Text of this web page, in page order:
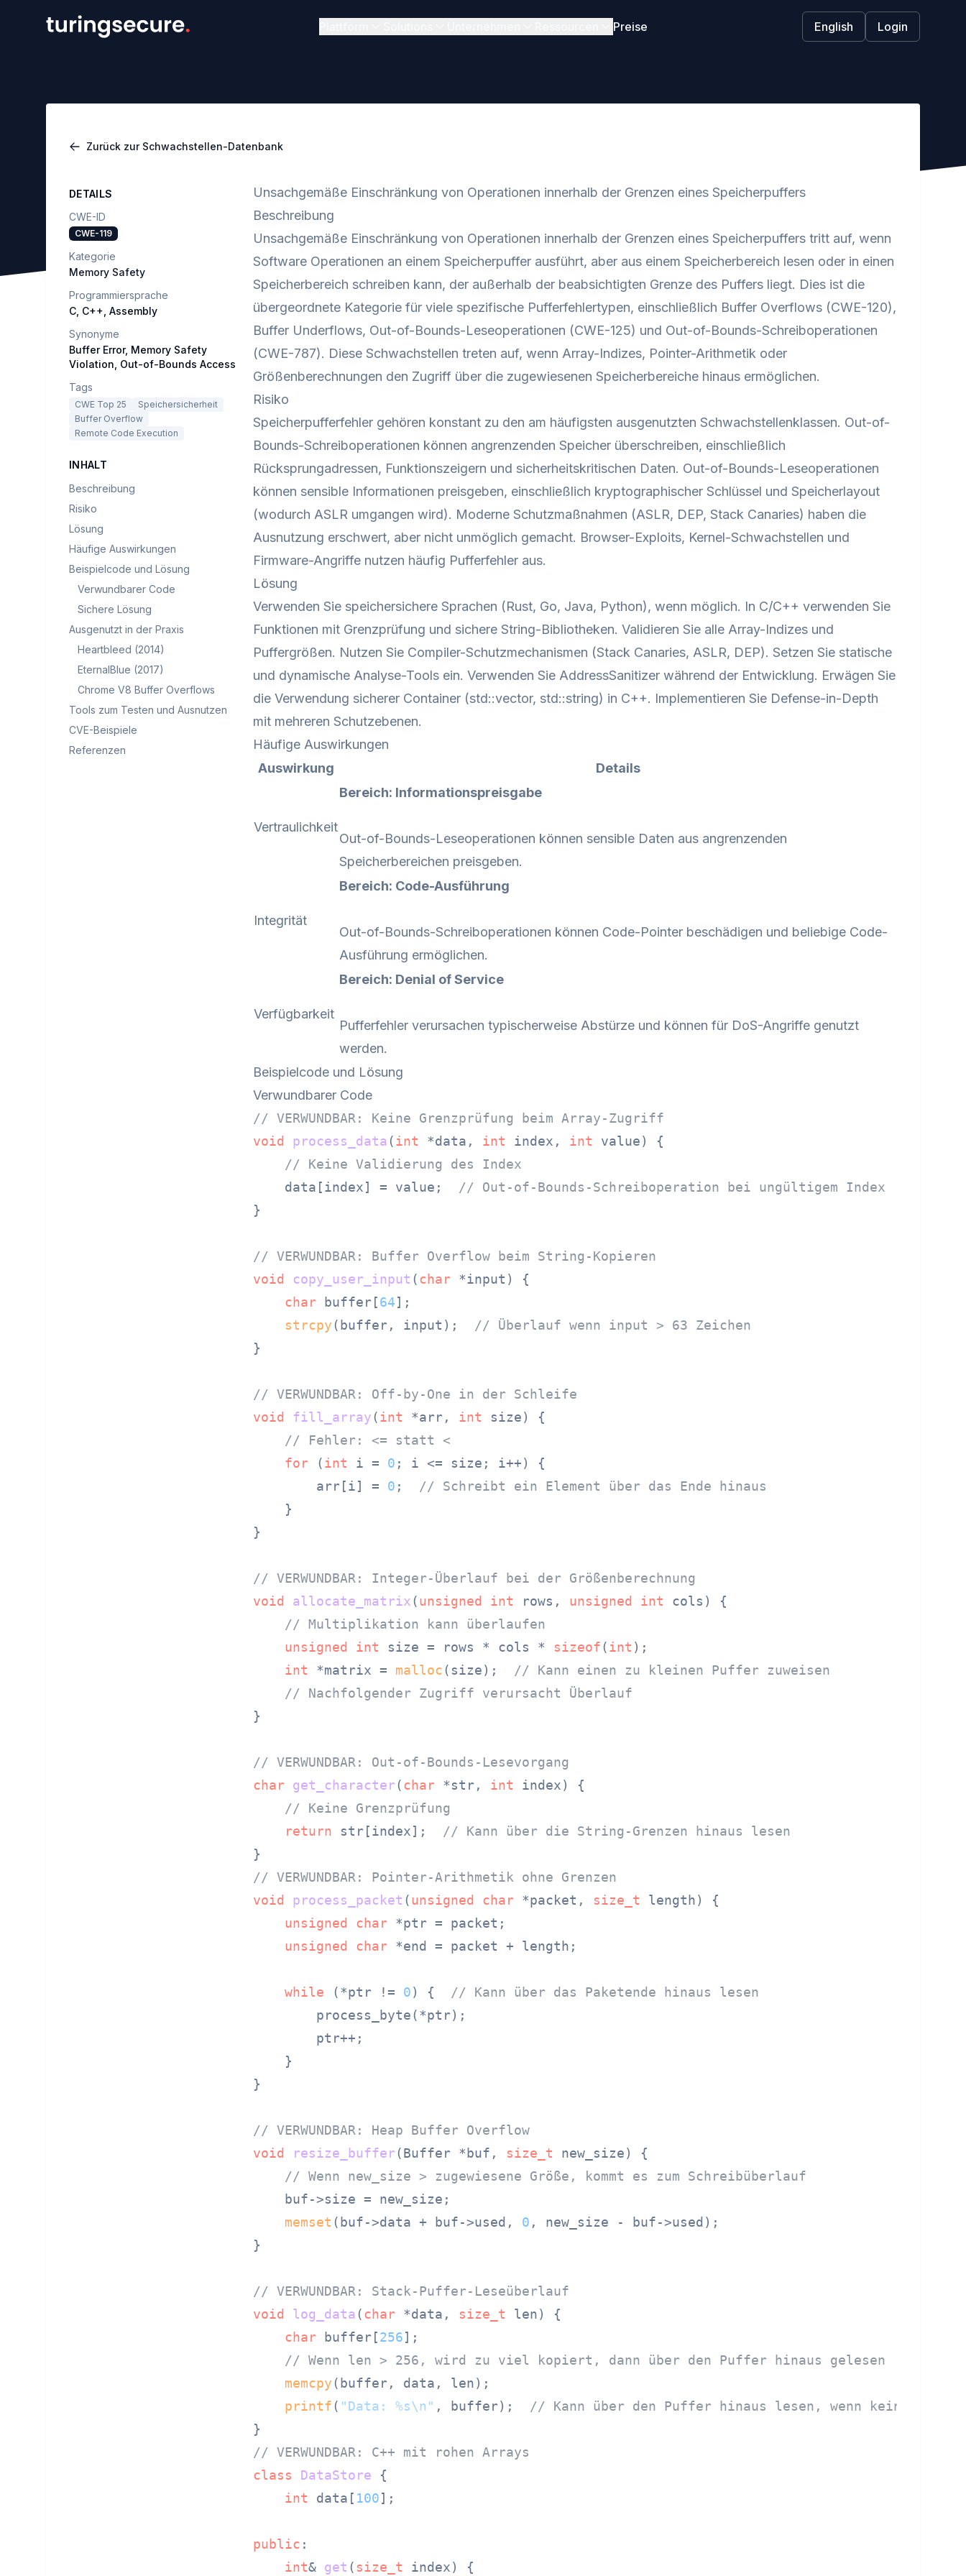
Preise English Login
Zurück zur Schwachstellen-Datenbank
DETAILS
CWE-ID
CWE-119
Kategorie
Memory Safety
Programmiersprache
C, C++, Assembly
Synonyme
Buffer Error, Memory Safety
Violation, Out-of-Bounds Access
Tags
CWE Top 25
Speichersicherheit
Buffer Overflow
Remote Code Execution
INHALT
Beschreibung
Risiko
Lösung
Häufige Auswirkungen
Beispielcode und Lösung
Verwundbarer Code
Sichere Lösung
Ausgenutzt in der Praxis
Heartbleed (2014)
EternalBlue (2017)
Chrome V8 Buffer Overflows
Tools zum Testen und Ausnutzen
CVE-Beispiele
Referenzen
Unsachgemäße Einschränkung von Operationen innerhalb der Grenzen eines Speicherpuffers
Beschreibung
Unsachgemäße Einschränkung von Operationen innerhalb der Grenzen eines Speicherpuffers tritt auf, wenn
Software Operationen an einem Speicherpuffer ausführt, aber aus einem Speicherbereich lesen oder in einen
Speicherbereich schreiben kann, der außerhalb der beabsichtigten Grenze des Puffers liegt. Dies ist die
übergeordnete Kategorie für viele spezifische Pufferfehlertypen, einschließlich Buffer Overflows (CWE-120),
Buffer Underflows, Out-of-Bounds-Leseoperationen (CWE-125) und Out-of-Bounds-Schreiboperationen
(CWE-787). Diese Schwachstellen treten auf, wenn Array-Indizes, Pointer-Arithmetik oder
Größenberechnungen den Zugriff über die zugewiesenen Speicherbereiche hinaus ermöglichen.
Risiko
Speicherpufferfehler gehören konstant zu den am häufigsten ausgenutzten Schwachstellenklassen. Out-of-
Bounds-Schreiboperationen können angrenzenden Speicher überschreiben, einschließlich
Rücksprungadressen, Funktionszeigern und sicherheitskritischen Daten. Out-of-Bounds-Leseoperationen
können sensible Informationen preisgeben, einschließlich kryptographischer Schlüssel und Speicherlayout
(wodurch ASLR umgangen wird). Moderne Schutzmaßnahmen (ASLR, DEP, Stack Canaries) haben die
Ausnutzung erschwert, aber nicht unmöglich gemacht. Browser-Exploits, Kernel-Schwachstellen und
Firmware-Angriffe nutzen häufig Pufferfehler aus.
Lösung
Verwenden Sie speichersichere Sprachen (Rust, Go, Java, Python), wenn möglich. In C/C++ verwenden Sie
Funktionen mit Grenzprüfung und sichere String-Bibliotheken. Validieren Sie alle Array-Indizes und
Puffergrößen. Nutzen Sie Compiler-Schutzmechanismen (Stack Canaries, ASLR, DEP). Setzen Sie statische
und dynamische Analyse-Tools ein. Verwenden Sie AddressSanitizer während der Entwicklung. Erwägen Sie
die Verwendung sicherer Container (std::vector, std::string) in C++. Implementieren Sie Defense-in-Depth
mit mehreren Schutzebenen.
Häufige Auswirkungen
Auswirkung
Details
Vertraulichkeit
Bereich: Informationspreisgabe
Out-of-Bounds-Leseoperationen können sensible Daten aus angrenzenden
Speicherbereichen preisgeben.
Integrität
Bereich: Code-Ausführung
Out-of-Bounds-Schreiboperationen können Code-Pointer beschädigen und beliebige Code-
Ausführung ermöglichen.
Verfügbarkeit
Bereich: Denial of Service
Pufferfehler verursachen typischerweise Abstürze und können für DoS-Angriffe genutzt
werden.
Beispielcode und Lösung
Verwundbarer Code
// VERWUNDBAR: Keine Grenzprüfung beim Array-Zugriff
void
process_data(int *data, int index, int value)
{
// Keine Validierung des Index
    data[index] = value;
// Out-of-Bounds-Schreiboperation bei ungültigem Index
}
// VERWUNDBAR: Buffer Overflow beim String-Kopieren
void
copy_user_input (char *input)
{
char buffer[64];
strcpy(buffer, input); // Überlauf wenn input > 63 Zeichen
}
// VERWUNDBAR: Off-by-One in der Schleife
void
fill_array(int *arr, int size)
{
// Fehler: <= statt <
for (int i = 0 ; i <= size; i++) {
        arr[i] =
0 ; // Schreibt ein Element über das Ende hinaus
    }
}
// VERWUNDBAR: Integer-Überlauf bei der Größenberechnung
void
allocate_matrix(unsigned int rows, unsigned int cols)
{
// Multiplikation kann überlaufen
unsigned
int size = rows * cols * sizeof(int );
int *matrix = malloc(size); // Kann einen zu kleinen Puffer zuweisen
// Nachfolgender Zugriff verursacht Überlauf
}
// VERWUNDBAR: Out-of-Bounds-Lesevorgang
char
get_character(char *str, int index)
{
// Keine Grenzprüfung
return str[index]; // Kann über die String-Grenzen hinaus lesen
// VERWUNDBAR: Pointer-Arithmetik ohne Grenzen
void
process_packet (unsigned char *packet, size_t length)
{
unsigned
char *ptr = packet;
unsigned
char *end = packet + length;
while (*ptr != 0) { // Kann über das Paketende hinaus lesen
        process_byte(*ptr);
        ptr++;
    }
}
// VERWUNDBAR: Heap Buffer Overflow
void
resize_buffer(Buffer *buf, size_t new_size)
{
// Wenn new_size > zugewiesene Größe, kommt es zum Schreibüberlauf
    buf->size = new_size;
memset (buf->data + buf->used, 0 , new_size - buf->used);
}
// VERWUNDBAR: Stack-Puffer-Leseüberlauf
void
log_data(char *data, size_t len)
{
char buffer[256];
// Wenn len > 256, wird zu viel kopiert, dann über den Puffer hinaus gelesen
memcpy(buffer, data, len);
printf( "Data: %s\n" , buffer); // Kann über den Puffer hinaus lesen, wenn kein Null-
// VERWUNDBAR: C++ mit rohen Arrays
class
DataStore {
int data[ 100];
public :
int& get ( size_t index) {